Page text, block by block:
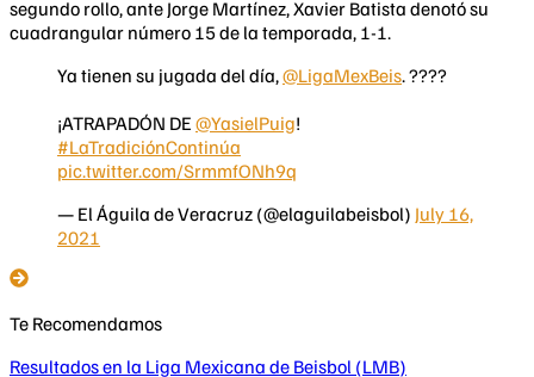
segundo rollo, ante Jorge Martínez, Xavier Batista denotó su
cuadrangular número 15 de la temporada, 1-1.
Ya tienen su jugada del día,@LigaMexBeis. ????
¡ATRAPADÓN DE @YasielPuig!
#LaTradiciónContinúa
pic.twitter.com/SrmmfONh9q
— El Águila de Veracruz (@elaguilabeisbol) July 16,
2021
Te Recomendamos
Resultados en la Liga Mexicana de Beisbol (LMB)